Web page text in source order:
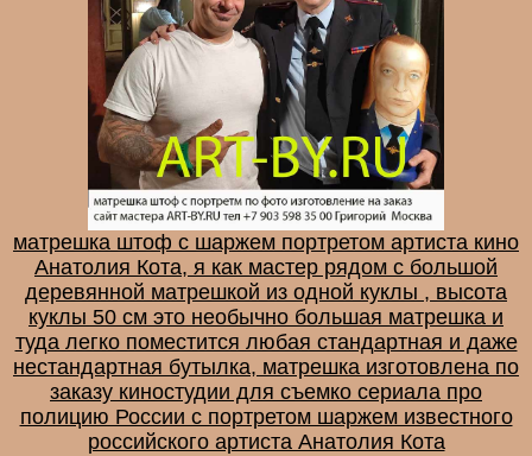
матрешка штоф с шаржем портретом артиста кино
Анатолия Кота, я как мастер рядом с большой
деревянной матрешкой из одной куклы , высота
куклы 50 см это необычно большая матрешка и
туда легко поместится любая стандартная и даже
нестандартная бутылка, матрешка изготовлена по
заказу киностудии для съемко сериала про
полицию России с портретом шаржем известного
российского артиста Анатолия Кота